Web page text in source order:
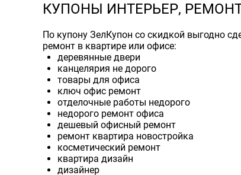
КУПОНЫ ИНТЕРЬЕР,
По купону ЗелКупон со скидкой выгодно
ремонт в квартире или офисе:
деревянные двери
канцелярия не дорого
товары для офиса
ключ офис ремонт
отделочные работы недорого
недорого ремонт офиса
дешевый офисный ремонт
ремонт квартира новостройка
косметический ремонт
квартира дизайн
дизайнер